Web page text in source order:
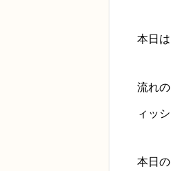
本日
流れ
ィッ
本日